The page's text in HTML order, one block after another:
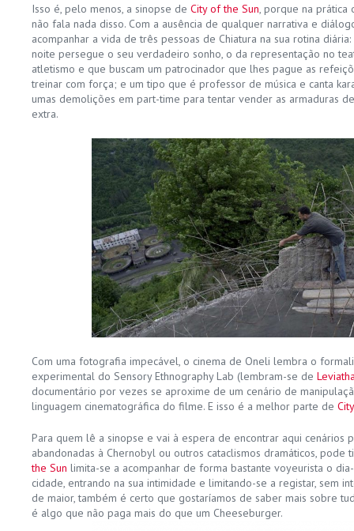
Isso é, pelo menos, a sinopse de City of the Sun, porque na prática
não fala nada disso. Com a ausência de qualquer narrativa e
acompanhar a vida de três pessoas de Chiatura na sua rotina
noite persegue o seu verdadeiro sonho, o da representação no
atletismo e que buscam um patrocinador que lhes pague as
treinar com força; e um tipo que é professor de música e canta
umas demolições em part-time para tentar vender as armaduras
extra.
Com uma fotografia impecável, o cinema de Oneli lembra o
experimental do Sensory Ethnography Lab (lembram-se de
documentário por vezes se aproxime de um cenário de
linguagem cinematográfica do filme. E isso é a melhor parte de
Para quem lê a sinopse e vai à espera de encontrar aqui cenários
abandonadas à Chernobyl ou outros cataclismos dramáticos, pode
the Sun limita-se a acompanhar de forma bastante voyeurista o
cidade, entrando na sua intimidade e limitando-se a registar, sem
de maior, também é certo que gostaríamos de saber mais sobre
é algo que não paga mais do que um Cheeseburger.